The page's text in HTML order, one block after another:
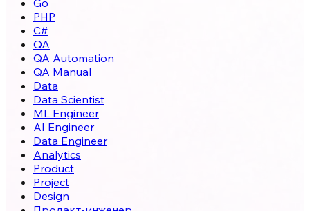
PHP
C#
QA
QA Automation
QA Manual
Data
Data Scientist
ML Engineer
AI Engineer
Data Engineer
Analytics
Product
Project
Design